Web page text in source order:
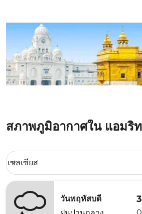
สภาพภูมิอากาศใน แอมริ
Weather unit option เซลเซียส
เซลเซียส
keyboard_arrow_down
วันพฤหัสบดี